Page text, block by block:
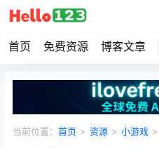
首页 免费资源 博客文章
当前位置： 首页 > 资源 > 小游戏 >